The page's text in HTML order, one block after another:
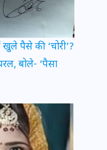
पैसे की ‘चोरी’?
बोले- ‘पैसा